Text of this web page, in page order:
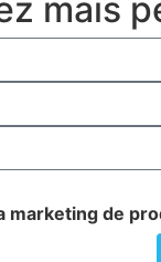
mais
de